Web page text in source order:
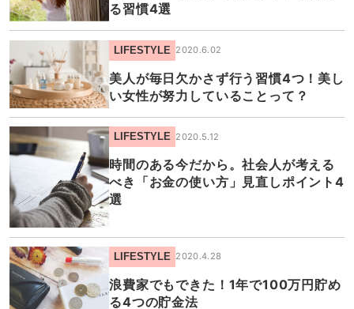
る習慣4選
LIFESTYLE 2020.6.02
美人が毎日欠かさず行う習慣4つ！美し
い女性が努力していることって？
LIFESTYLE 2020.5.12
時間のある今だから。社会人が考える
べき「お金の使い方」見直しポイント4
選
LIFESTYLE 2020.4.28
浪費家でもできた！1年で100万円貯め
る4つの貯金法